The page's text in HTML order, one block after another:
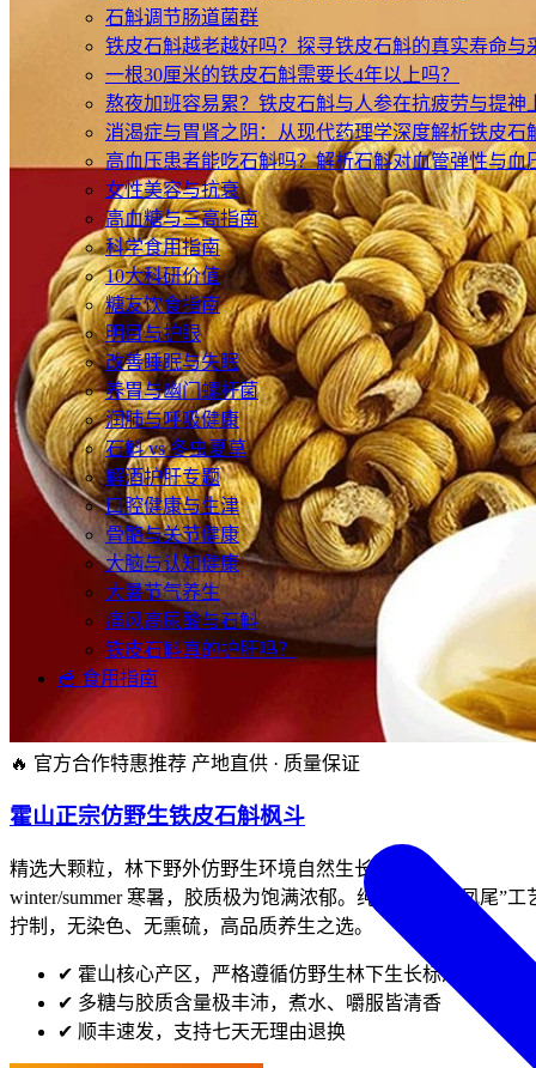
石斛调节肠道菌群
铁皮石斛越老越好吗？探寻铁皮石斛的真实寿命与
一根30厘米的铁皮石斛需要长4年以上吗？
熬夜加班容易累？铁皮石斛与人参在抗疲劳与提神
消渴症与胃肾之阴：从现代药理学深度解析铁皮石
高血压患者能吃石斛吗？解析石斛对血管弹性与血
女性美容与抗衰
高血糖与三高指南
科学食用指南
10大科研价值
糖友饮食指南
明目与护眼
改善睡眠与失眠
养胃与幽门螺杆菌
润肺与呼吸健康
石斛 vs 冬虫夏草
解酒护肝专题
口腔健康与生津
骨骼与关节健康
大脑与认知健康
大暑节气养生
痛风高尿酸与石斛
铁皮石斛真的护肝吗？
🥣 食用指南
🔥 官方合作特惠推荐 产地直供 · 质量保证
霍山正宗仿野生铁皮石斛枫斗
精选大颗粒，林下野外仿野生环境自然生长。历经
winter/summer 寒暑，胶质极为饱满浓郁。纯手工“龙头凤尾”工
拧制，无染色、无熏硫，高品质养生之选。
✔ 霍山核心产区，严格遵循仿野生林下生长标准
✔ 多糖与胶质含量极丰沛，煮水、嚼服皆清香
✔ 顺丰速发，支持七天无理由退换